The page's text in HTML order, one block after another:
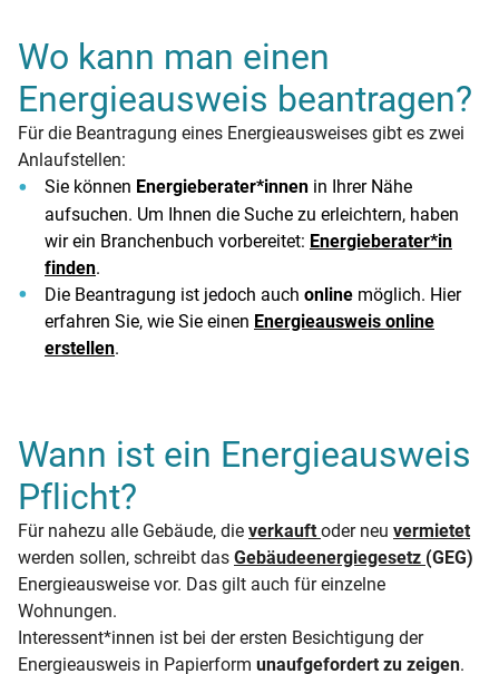
Wo kann man einen
Energieausweis beantragen?
Für die Beantragung eines Energieausweises gibt es zwei
Anlaufstellen:
Sie können Energieberater*innen in Ihrer Nähe
aufsuchen. Um Ihnen die Suche zu erleichtern, haben
wir ein Branchenbuch vorbereitet: Energieberater*in
finden.
Die Beantragung ist jedoch auch online möglich. Hier
erfahren Sie, wie Sie einen Energieausweis online
erstellen.
Wann ist ein Energieausweis
Pflicht?
Für nahezu alle Gebäude, die verkauft oder neu vermietet
werden sollen, schreibt das Gebäudeenergiegesetz (GEG)
Energieausweise vor. Das gilt auch für einzelne
Wohnungen.
Interessent*innen ist bei der ersten Besichtigung der
Energieausweis in Papierform unaufgefordert zu zeigen.